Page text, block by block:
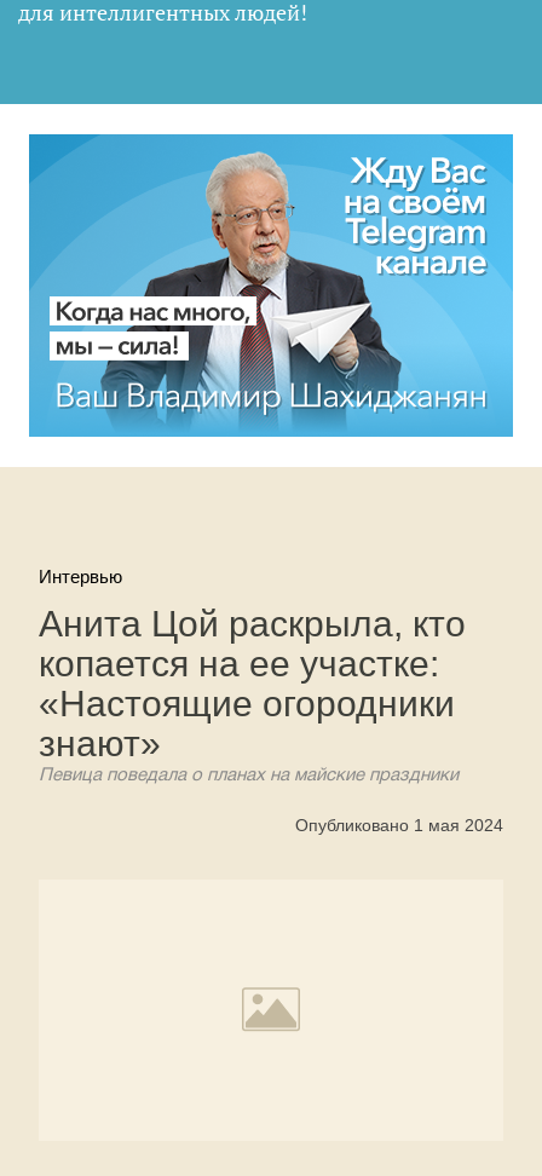
для интеллигентных людей!
Интервью
Анита Цой раскрыла, кто
копается на ее участке:
«Настоящие огородники
знают»
Певица поведала о планах на майские праздники
Опубликовано 1 мая 2024